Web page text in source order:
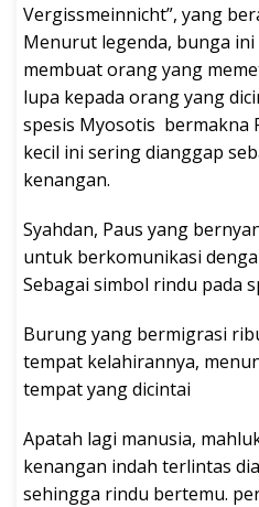
Vergissmeinnicht”, yang
Menurut legenda, bunga
membuat orang yang
lupa kepada orang yang
spesis Myosotis bermakna
kecil ini sering dianggap
kenangan.
Syahdan, Paus yang
untuk berkomunikasi
Sebagai simbol rindu pada
Burung yang bermigrasi
tempat kelahirannya,
tempat yang dicintai
Apatah lagi manusia,
kenangan indah terlintas
sehingga rindu bertemu.